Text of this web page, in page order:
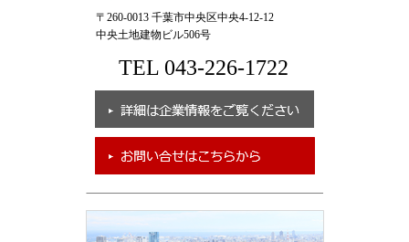
〒260-0013 千葉市中央区中央4-12-12
中央土地建物ビル506号
TEL 043-226-1722